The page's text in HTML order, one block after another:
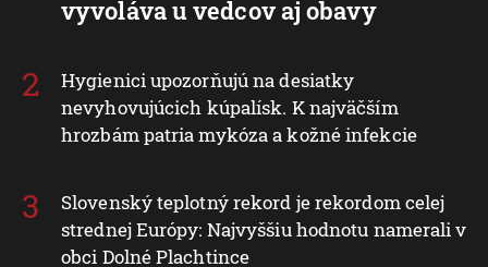
vyvoláva u vedcov aj obavy
Hygienici upozorňujú na desiatky
nevyhovujúcich kúpalísk. K najväčším
hrozbám patria mykóza a kožné infekcie
Slovenský teplotný rekord je rekordom celej
strednej Európy: Najvyššiu hodnotu namerali v
obci Dolné Plachtince